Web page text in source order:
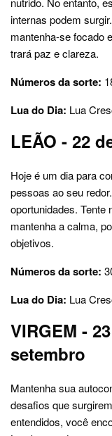
internas podem
mantenha-se focado
trará paz e clareza.
Números da sorte:
Lua do Dia: Lua
LEÃO - 22
Hoje é um dia para
pessoas ao seu
oportunidades. Tente
mantenha a calma,
objetivos.
Números da sorte:
Lua do Dia: Lua
VIRGEM -
setembro
Mantenha sua
desafios que
entendidos, você